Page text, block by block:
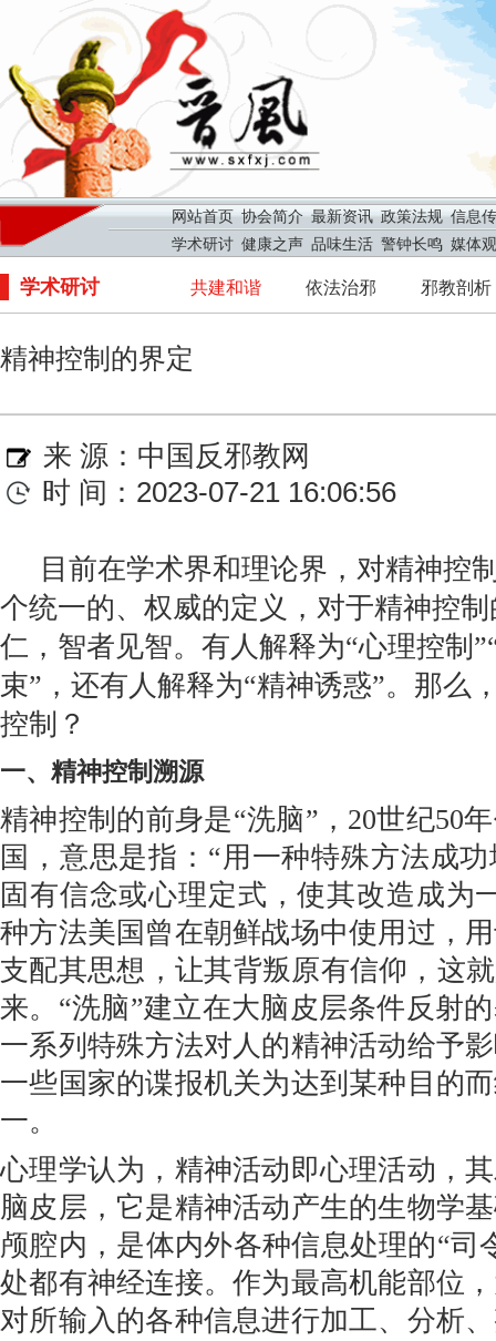
网站首页 协会简介 最新资讯 政策法规 信息
学术研讨 健康之声 品味生活 警钟长鸣 媒体
学术研讨 共建和谐 依法治邪 邪教剖析
精神控制的界定
来 源： 中国反邪教网
时 间：2023-07-21 16:06:56
目前在学术界和理论界，对精神控
个统一的、权威的定义，对于精神控
仁，智者见智。有人解释为“心理控制
束”，还有人解释为“精神诱惑”。那么
控制？
一、精神控制溯源
精神控制的前身是“洗脑”，20世纪50
国，意思是指：“用一种特殊方法成
固有信念或心理定式，使其改造成为
种方法美国曾在朝鲜战场中使用过，
支配其思想，让其背叛原有信仰，这
来。“洗脑”建立在大脑皮层条件反射
一系列特殊方法对人的精神活动给予
一些国家的谍报机关为达到某种目的
一。
心理学认为，精神活动即心理活动，
脑皮层，它是精神活动产生的生物学
颅腔内，是体内外各种信息处理的“司
处都有神经连接。作为最高机能部位
对所输入的各种信息进行加工、分析